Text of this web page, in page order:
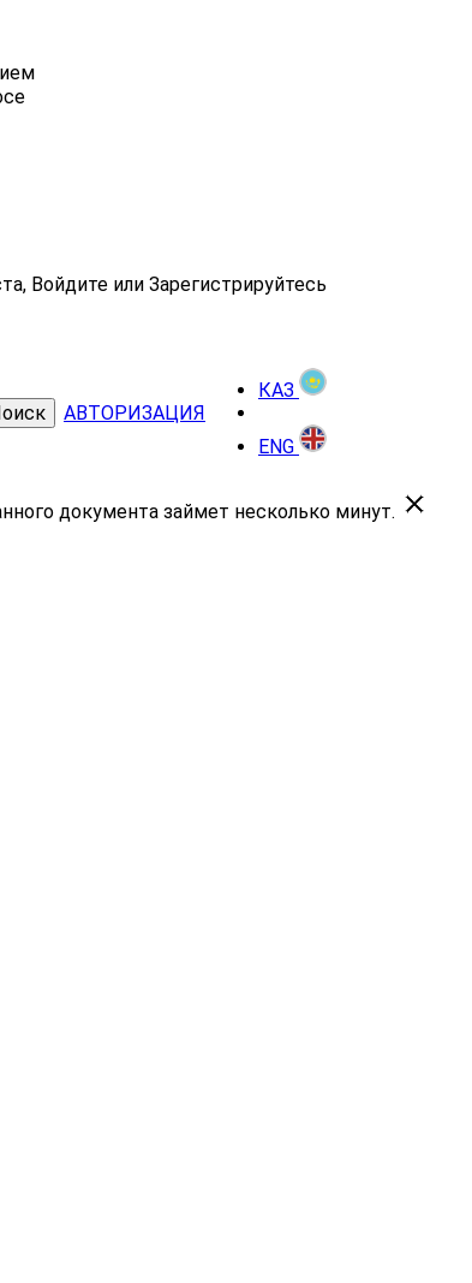
Войдите или Зарегистрируйтесь
АВТОРИЗАЦИЯ
КАЗ
ENG
документа займет несколько минут.